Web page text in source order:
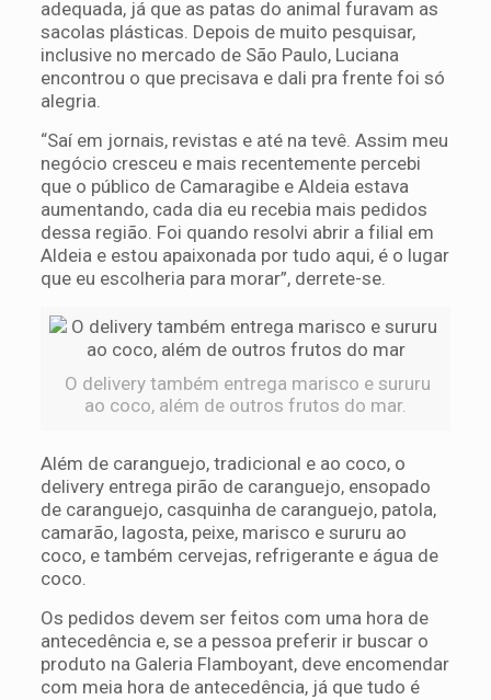
adequada, já que as patas do animal furavam as
sacolas plásticas. Depois de muito pesquisar,
inclusive no mercado de São Paulo, Luciana
encontrou o que precisava e dali pra frente foi só
alegria.
“Saí em jornais, revistas e até na tevê. Assim meu
negócio cresceu e mais recentemente percebi
que o público de Camaragibe e Aldeia estava
aumentando, cada dia eu recebia mais pedidos
dessa região. Foi quando resolvi abrir a filial em
Aldeia e estou apaixonada por tudo aqui, é o lugar
que eu escolheria para morar”, derrete-se.
O delivery também entrega marisco e sururu
ao coco, além de outros frutos do mar.
Além de caranguejo, tradicional e ao coco, o
delivery entrega pirão de caranguejo, ensopado
de caranguejo, casquinha de caranguejo, patola,
camarão, lagosta, peixe, marisco e sururu ao
coco, e também cervejas, refrigerante e água de
coco.
Os pedidos devem ser feitos com uma hora de
antecedência e, se a pessoa preferir ir buscar o
produto na Galeria Flamboyant, deve encomendar
com meia hora de antecedência, já que tudo é